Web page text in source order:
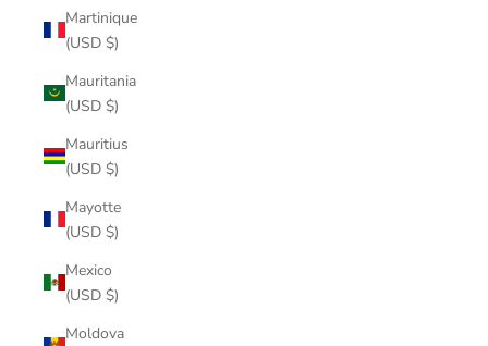
Martinique
(USD $)
Mauritania
(USD $)
Mauritius
(USD $)
Mayotte
(USD $)
Mexico
(USD $)
Moldova